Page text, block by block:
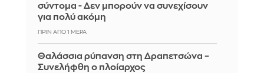
σύντομα - Δεν μπορούν να συνεχίσουν
για πολύ ακόμη
ΠΡΙΝ ΑΠΌ 1 ΜΈΡΑ
Θαλάσσια ρύπανση στη Δραπετσώνα –
Συνελήφθη ο πλοίαρχος